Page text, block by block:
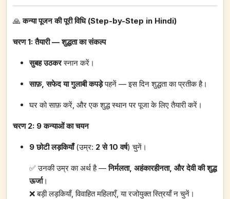
🙏कन्या पूजन की पूरी विधि (Step-by-Step in Hindi)
चरण 1: तैयारी — शुद्धता का संकल्प
सुबह उठकरस्नान करें।
साफ़, सफेद या गुलाबी कपड़ेपहनें — इस दिन शुद्धता का प्रतीक है।
घर को साफ़ करें, और एक शुद्ध स्थान पर पूजा के लिए तैयारी करें।
चरण 2: 9 कन्याओं का चयन
9 छोटी लड़कियाँ(उम्र: 2 से 10 वर्ष) चुनें।
✅ उनकी उम्र का अर्थ है —निर्मलता, अहंकारहीनता, और देवी की शुद्ध
ऊर्जा।
❌ बड़ी लड़कियाँ, विवाहित महिलाएँ, या रजोयुक्त स्त्रियाँ न चुनें।